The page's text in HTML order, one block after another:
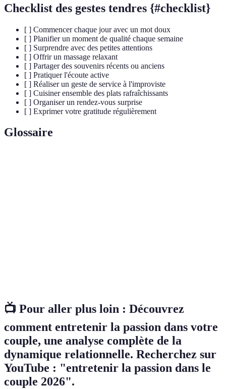
Checklist des gestes tendres {#checklist}
[ ] Commencer chaque jour avec un mot doux
[ ] Planifier un moment de qualité chaque semaine
[ ] Surprendre avec des petites attentions
[ ] Offrir un massage relaxant
[ ] Partager des souvenirs récents ou anciens
[ ] Pratiquer l'écoute active
[ ] Réaliser un geste de service à l'improviste
[ ] Cuisiner ensemble des plats rafraîchissants
[ ] Organiser un rendez-vous surprise
[ ] Exprimer votre gratitude régulièrement
Glossaire
📺 Pour aller plus loin : Découvrez
comment entretenir la passion dans votre
couple, une analyse complète de la
dynamique relationnelle. Recherchez sur
YouTube : "entretenir la passion dans le
couple 2026".